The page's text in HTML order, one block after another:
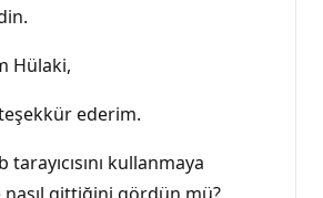
Hülaki,
teşekkür ederim.
kullanmaya